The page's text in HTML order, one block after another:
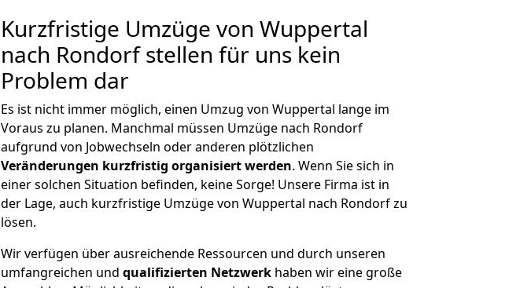
Kurzfristige Umzüge von Wuppertal
nach Rondorf stellen für uns kein
Problem dar
Es ist nicht immer möglich, einen Umzug von Wuppertal lange im
Voraus zu planen. Manchmal müssen Umzüge nach Rondorf
aufgrund von Jobwechseln oder anderen plötzlichen
Veränderungen kurzfristig organisiert werden. Wenn Sie sich in
einer solchen Situation befinden, keine Sorge! Unsere Firma ist in
der Lage, auch kurzfristige Umzüge von Wuppertal nach Rondorf zu
lösen.
Wir verfügen über ausreichende Ressourcen und durch unseren
umfangreichen und qualifizierten Netzwerk haben wir eine große